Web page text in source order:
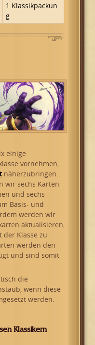
1 Klassikpackun
g
einige
vornehmen,
näherzubringen.
wir sechs Karten
und sechs
Basis- und
werden wir
aktualisieren,
der Klasse zu
werden den
und sind somit
die
wenn diese
werden.
Klassikern